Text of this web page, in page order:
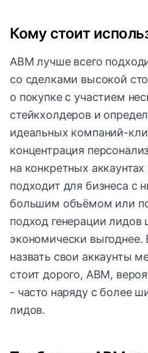
Кому стоит
ABM лучше всего
со сделками высокой
о покупке с участием
стейкхолдеров и
идеальных компаний-
концентрация
на конкретных
подходит для бизнеса с
большим объёмом или
подход генерации
экономически
назвать свои аккаунты
стоит дорого, ABM,
- часто наряду с более
лидов.